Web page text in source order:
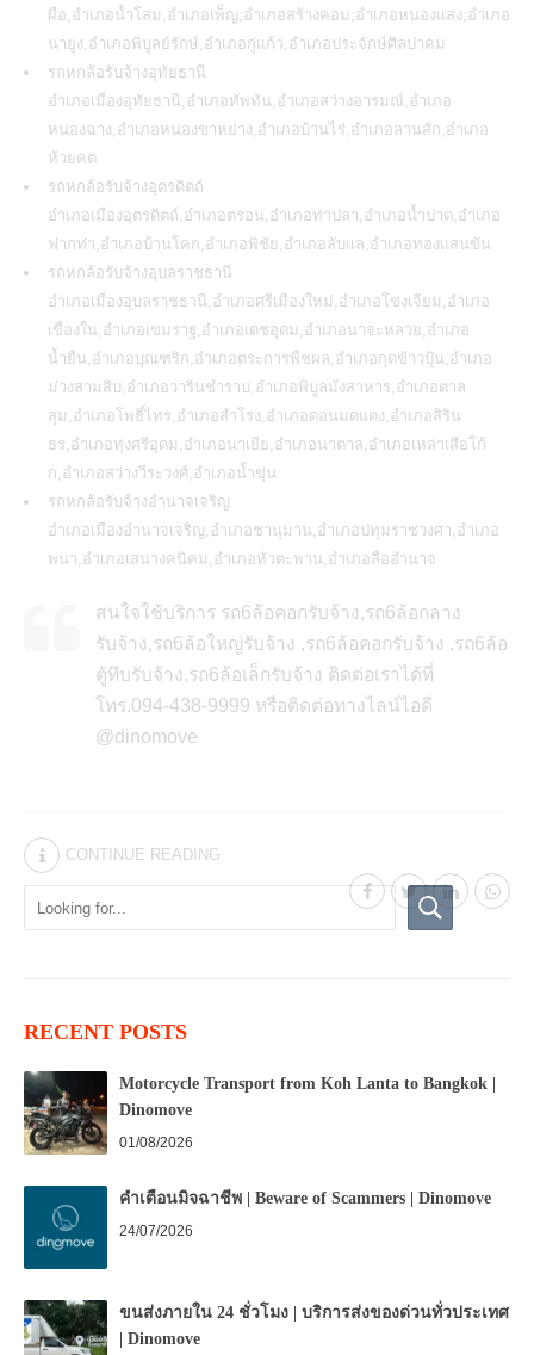
ผือ,อำเภอน้ำโสม,อำเภอเพ็ญ,อำเภอสร้างคอม,อำเภอหนองแสง,อำเภอ
นายูง,อำเภอพิบูลย์รักษ์,อำเภอกู่แก้ว,อำเภอประจักษ์ศิลปาคม
รถหกล้อรับจ้างอุทัยธานี
อำเภอเมืองอุทัยธานี,อำเภอทัพทัน,อำเภอสว่างอารมณ์,อำเภอ
หนองฉาง,อำเภอหนองขาหย่าง,อำเภอบ้านไร่,อำเภอลานสัก,อำเภอ
ห้วยคต
รถหกล้อรับจ้างอุตรดิตถ์
อำเภอเมืองอุตรดิตถ์,อำเภอตรอน,อำเภอท่าปลา,อำเภอน้ำปาด,อำเภอ
ฟากท่า,อำเภอบ้านโคก,อำเภอพิชัย,อำเภอลับแล,อำเภอทองแสนขัน
รถหกล้อรับจ้างอุบลราชธานี
อำเภอเมืองอุบลราชธานี,อำเภอศรีเมืองใหม่,อำเภอโขงเจียม,อำเภอ
เขื่องใน,อำเภอเขมราฐ,อำเภอเดชอุดม,อำเภอนาจะหลวย,อำเภอ
น้ำยืน,อำเภอบุณฑริก,อำเภอตระการพืชผล,อำเภอกุดข้าวปุ้น,อำเภอ
ม่วงสามสิบ,อำเภอวารินชำราบ,อำเภอพิบูลมังสาหาร,อำเภอตาล
สุม,อำเภอโพธิ์ไทร,อำเภอสำโรง,อำเภอดอนมดแดง,อำเภอสิริน
ธร,อำเภอทุ่งศรีอุดม,อำเภอนาเยีย,อำเภอนาตาล,อำเภอเหล่าเสือโก้
ก,อำเภอสว่างวีระวงศ์,อำเภอน้ำขุ่น
รถหกล้อรับจ้างอำนาจเจริญ
อำเภอเมืองอำนาจเจริญ,อำเภอชานุมาน,อำเภอปทุมราชวงศา,อำเภอ
พนา,อำเภอเสนางคนิคม,อำเภอหัวตะพาน,อำเภอลืออำนาจ
สนใจใช้บริการ รถ6ล้อคอกรับจ้าง,รถ6ล้อกลาง
รับจ้าง,รถ6ล้อใหญ่รับจ้าง ,รถ6ล้อคอกรับจ้าง ,รถ6ล้อ
ตู้ทึบรับจ้าง,รถ6ล้อเล็กรับจ้าง ติดต่อเราได้ที่
โทร.094-438-9999 หรือติดต่อทางไลน์ไอดี
@dinomove
CONTINUE READING
RECENT POSTS
Motorcycle Transport from Koh Lanta to Bangkok |
Dinomove
01/08/2026
คำเตือนมิจฉาชีพ | Beware of Scammers | Dinomove
24/07/2026
ขนส่งภายใน 24 ชั่วโมง | บริการส่งของด่วนทั่วประเทศ
| Dinomove